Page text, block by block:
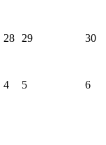
28 29 30
4 5 6